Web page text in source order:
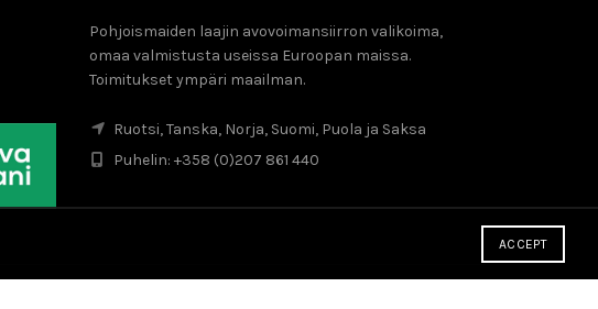
Pohjoismaiden laajin avovoimansiirron valikoima,
omaa valmistusta useissa Euroopan maissa.
Toimitukset ympäri maailman.
Ruotsi, Tanska, Norja, Suomi, Puola ja Saksa
Puhelin: +358 (0)207 861 440
ACCEPT